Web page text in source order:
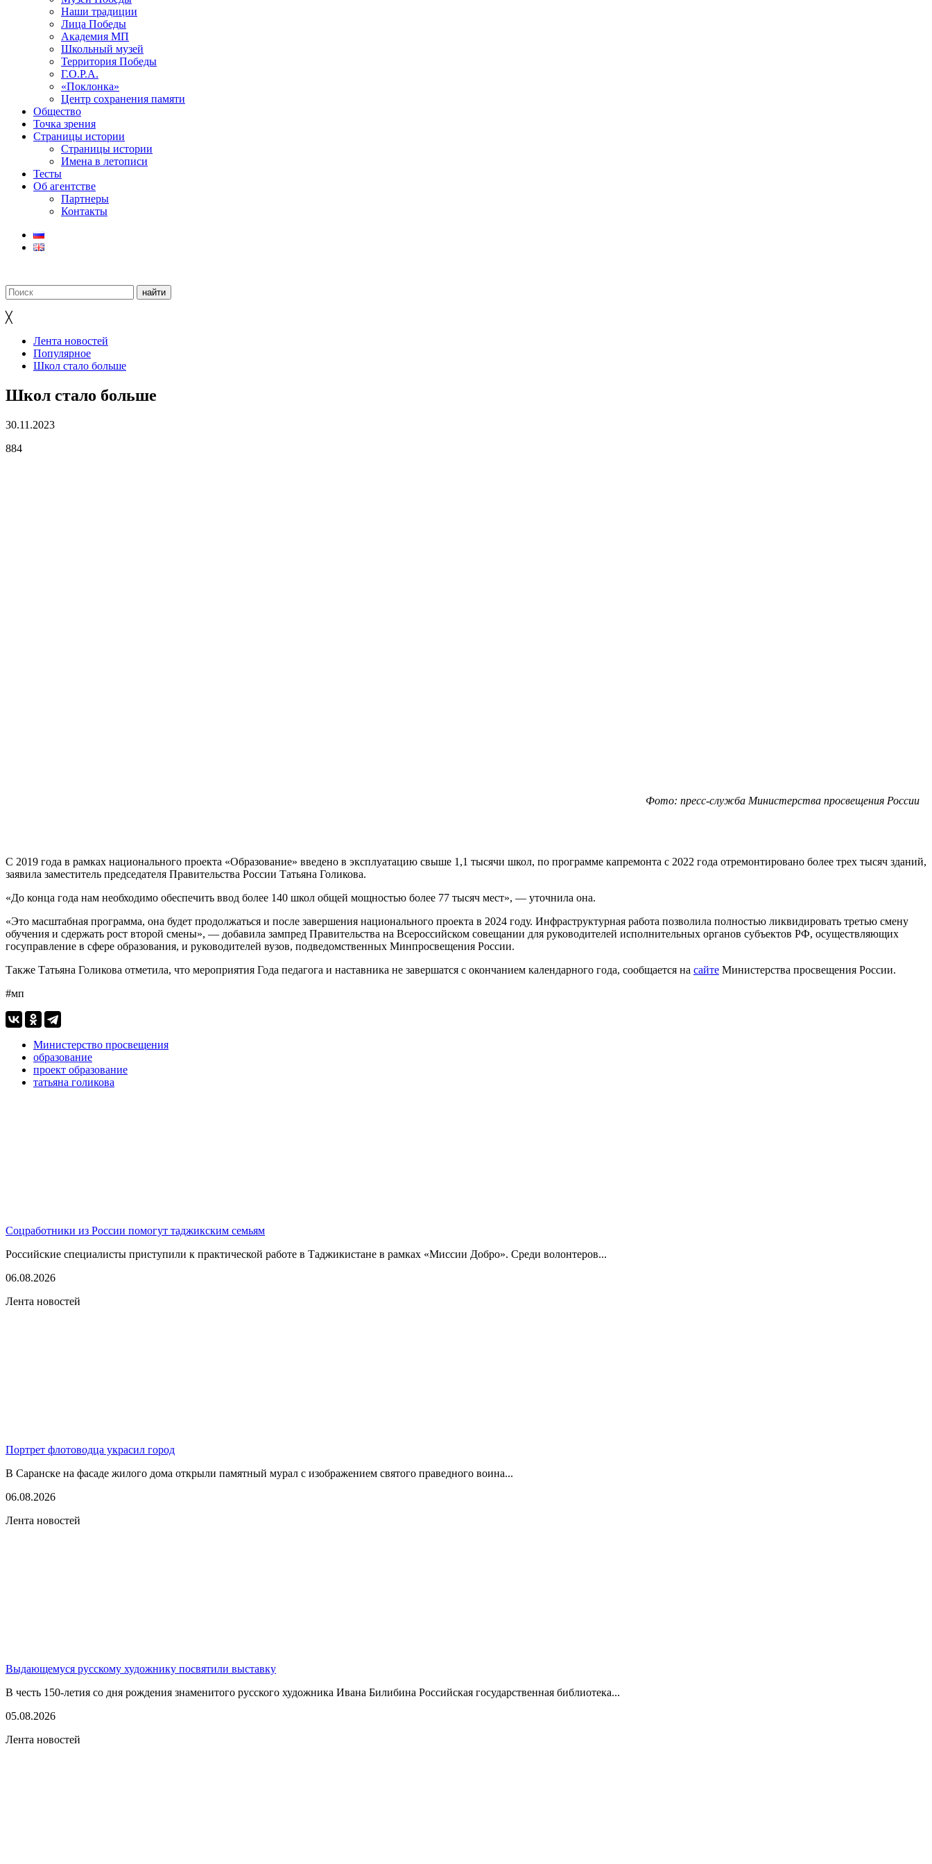
Наши традиции
Лица Победы
Академия МП
Школьный музей
Территория Победы
Г.О.Р.А.
«Поклонка»
Центр сохранения памяти
Общество
Точка зрения
Страницы истории
Страницы истории
Имена в летописи
Тесты
Об агентстве
Партнеры
Контакты
╳
Лента новостей
Популярное
Школ стало больше
Школ стало больше
30.11.2023
884
Фото: пресс-служба Министерства просвещения России
С 2019 года в рамках национального проекта «Образование» введено в эксплуатацию свыше 1,1 тысячи школ, по программе капремонта с 2022 года отремонтировано более трех тысяч зданий,
заявила заместитель председателя Правительства России Татьяна Голикова.
«До конца года нам необходимо обеспечить ввод более 140 школ общей мощностью более 77 тысяч мест», — уточнила она.
«Это масштабная программа, она будет продолжаться и после завершения национального проекта в 2024 году. Инфраструктурная работа позволила полностью ликвидировать третью смену
обучения и сдержать рост второй смены», — добавила зампред Правительства на Всероссийском совещании для руководителей исполнительных органов субъектов РФ, осуществляющих
госуправление в сфере образования, и руководителей вузов, подведомственных Минпросвещения России.
Также Татьяна Голикова отметила, что мероприятия Года педагога и наставника не завершатся с окончанием календарного года, сообщается на сайте Министерства просвещения России.
#мп
Министерство просвещения
образование
проект образование
татьяна голикова
Соцработники из России помогут таджикским семьям
Российские специалисты приступили к практической работе в Таджикистане в рамках «Миссии Добро». Среди волонтеров...
06.08.2026
Лента новостей
Портрет флотоводца украсил город
В Саранске на фасаде жилого дома открыли памятный мурал с изображением святого праведного воина...
06.08.2026
Лента новостей
Выдающемуся русскому художнику посвятили выставку
В честь 150-летия со дня рождения знаменитого русского художника Ивана Билибина Российская государственная библиотека...
05.08.2026
Лента новостей